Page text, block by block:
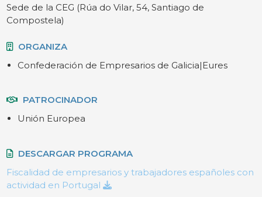
Sede de la CEG (Rúa do Vilar, 54, Santiago de
Compostela)
ORGANIZA
Confederación de Empresarios de Galicia|Eures
PATROCINADOR
Unión Europea
DESCARGAR PROGRAMA
Fiscalidad de empresarios y trabajadores españoles con
actividad en Portugal